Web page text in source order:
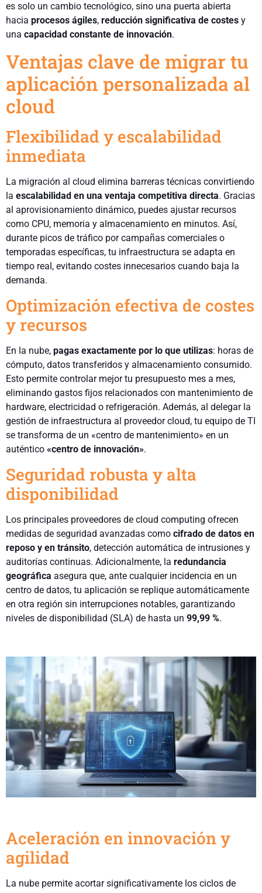
es solo un cambio tecnológico, sino una puerta abierta
hacia procesos ágiles, reducción significativa de costes y
una capacidad constante de innovación.
Ventajas clave de migrar tu
aplicación personalizada al
cloud
Flexibilidad y escalabilidad
inmediata
La migración al cloud elimina barreras técnicas convirtiendo
la escalabilidad en una ventaja competitiva directa. Gracias
al aprovisionamiento dinámico, puedes ajustar recursos
como CPU, memoria y almacenamiento en minutos. Así,
durante picos de tráfico por campañas comerciales o
temporadas específicas, tu infraestructura se adapta en
tiempo real, evitando costes innecesarios cuando baja la
demanda.
Optimización efectiva de costes
y recursos
En la nube, pagas exactamente por lo que utilizas: horas de
cómputo, datos transferidos y almacenamiento consumido.
Esto permite controlar mejor tu presupuesto mes a mes,
eliminando gastos fijos relacionados con mantenimiento de
hardware, electricidad o refrigeración. Además, al delegar la
gestión de infraestructura al proveedor cloud, tu equipo de TI
se transforma de un «centro de mantenimiento» en un
auténtico «centro de innovación».
Seguridad robusta y alta
disponibilidad
Los principales proveedores de cloud computing ofrecen
medidas de seguridad avanzadas como cifrado de datos en
reposo y en tránsito, detección automática de intrusiones y
auditorías continuas. Adicionalmente, la redundancia
geográfica asegura que, ante cualquier incidencia en un
centro de datos, tu aplicación se replique automáticamente
en otra región sin interrupciones notables, garantizando
niveles de disponibilidad (SLA) de hasta un 99,99 %.
Aceleración en innovación y
agilidad
La nube permite acortar significativamente los ciclos de